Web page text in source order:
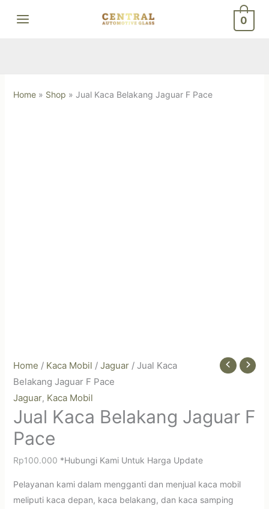
0
Home» Shop » Jual Kaca Belakang Jaguar F Pace
Home / Kaca Mobil / Jaguar/ Jual Kaca
Belakang Jaguar F Pace
Jaguar, Kaca Mobil
Jual Kaca Belakang Jaguar F
Pace
Rp100.000 *Hubungi Kami Untuk Harga Update
Pelayanan kami dalam mengganti dan menjual kaca mobil
meliputi kaca depan, kaca belakang, dan kaca samping